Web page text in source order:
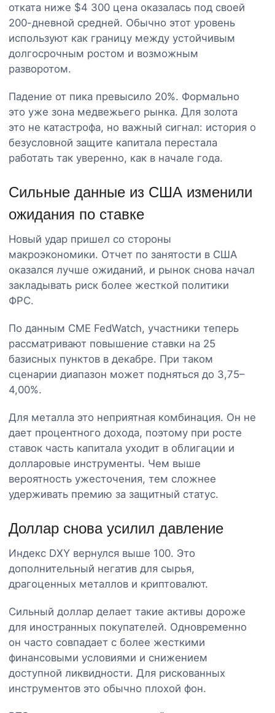
отката ниже $4 300 цена оказалась под своей
200-дневной средней. Обычно этот уровень
используют как границу между устойчивым
долгосрочным ростом и возможным
разворотом.
Падение от пика превысило 20%. Формально
это уже зона медвежьего рынка. Для золота
это не катастрофа, но важный сигнал: история о
безусловной защите капитала перестала
работать так уверенно, как в начале года.
Сильные данные из США изменили
ожидания по ставке
Новый удар пришел со стороны
макроэкономики. Отчет по занятости в США
оказался лучше ожиданий, и рынок снова начал
закладывать риск более жесткой политики
ФРС.
По данным CME FedWatch, участники теперь
рассматривают повышение ставки на 25
базисных пунктов в декабре. При таком
сценарии диапазон может подняться до 3,75–
4,00%.
Для металла это неприятная комбинация. Он не
дает процентного дохода, поэтому при росте
ставок часть капитала уходит в облигации и
долларовые инструменты. Чем выше
вероятность ужесточения, тем сложнее
удерживать премию за защитный статус.
Доллар снова усилил давление
Индекс DXY вернулся выше 100. Это
дополнительный негатив для сырья,
драгоценных металлов и криптовалют.
Сильный доллар делает такие активы дороже
для иностранных покупателей. Одновременно
он часто совпадает с более жесткими
финансовыми условиями и снижением
доступной ликвидности. Для рискованных
инструментов это обычно плохой фон.